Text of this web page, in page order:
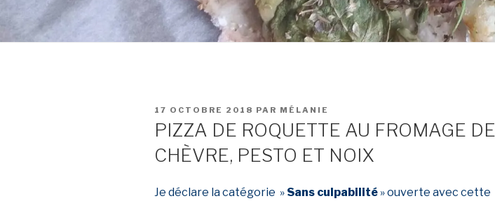
PUBLIÉ
LE
17 OCTOBRE 2018 PAR MÉLANIE
PIZZA DE ROQUETTE AU FROMAGE DE
CHÈVRE, PESTO ET NOIX
Je déclare la catégorie » Sans culpabilité » ouverte avec cette